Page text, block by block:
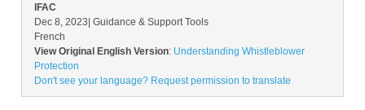
IFAC
Dec 8, 2023 | Guidance & Support Tools
French
View Original English Version: Understanding Whistleblower
Protection
Don't see your language? Request permission to translate